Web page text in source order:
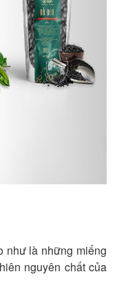
như là những miếng
nguyên chất của